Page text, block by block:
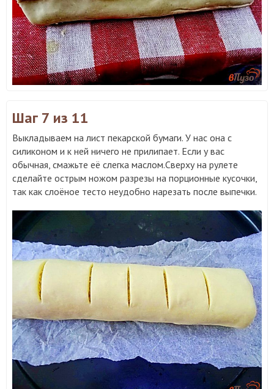
Шаг 7 из 11
Выкладываем на лист пекарской бумаги. У нас она с
силиконом и к ней ничего не прилипает. Если у вас
обычная, смажьте её слегка маслом.Сверху на рулете
сделайте острым ножом разрезы на порционные кусочки,
так как слоёное тесто неудобно нарезать после выпечки.